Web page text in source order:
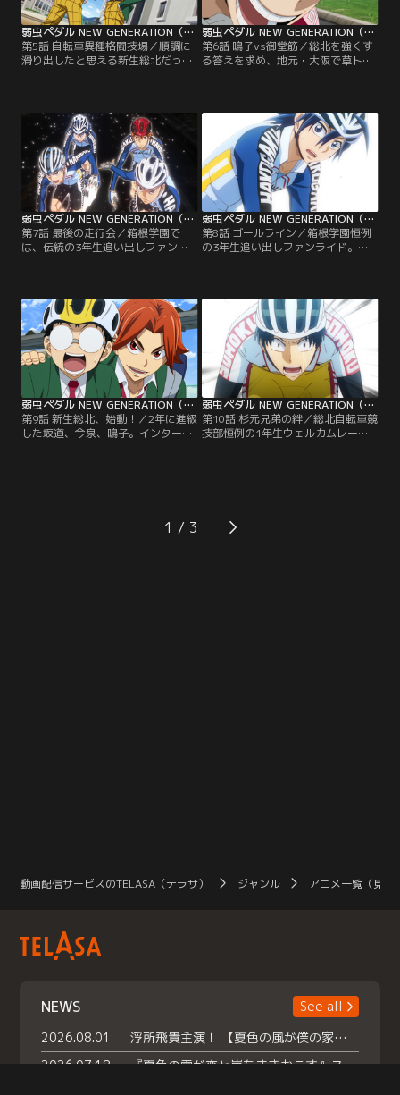
弱虫ペダル NEW GENERATION（第三期） 第05話
第5話 自転車異種格闘技場／順調に
滑り出したと思える新生総北だった
が勝つためにオールラウンダーにな
れと言い放つ。自分はスプリンター
であると反発しつつも、先輩の抜け
た穴の大きさを痛感していた鳴子
は、ある決意を胸に地元大阪に向か
う…。
弱虫ペダル NEW GENERATION（第三期） 第06話
第6話 鳴子vs御堂筋／総北を強くす
る答えを求め、地元・大阪で草トラ
感する鳴子だったが、そこに京都伏
見高校のエース御堂筋翔が現れる。
「大切なもの」を賭けた勝負を持ち
掛ける御堂筋に、鳴子は全力のスプ
リントで挑む！そして御堂筋も更な
る強さを求めていた…！
弱虫ペダル NEW GENERATION（第三期） 第07話
第7話 最後の走行会／箱根学園で
は、伝統の3年生追い出しファンラ
新世代の本気レースに！箱根学園
の“王者”としての意志を受け継ぐた
め、そして憧れである3年たちを超
えようとする新世代と、それを迎え
撃つ3年生。
弱虫ペダル NEW GENERATION（第三期） 第08話
第8話 ゴールライン／箱根学園恒例
の3年生追い出しファンライド。福
は山岳区間に突入、東堂と真波のク
ライム勝負へ。どこか思い悩む様子
の真波に、東堂が語り掛け…。一
方、福富と荒北、葦木場と黒田のエ
ースとエースアシストのコンビ同士
も熱い火花を散らす！
弱虫ペダル NEW GENERATION（第三期） 第09話
第9話 新生総北、始動！／2年に進級
した坂道、今泉、鳴子。インターハ
イで優勝した総北自転車競技部に
の中には、中学から活躍していた鏑
弱虫ペダル NEW GENERATION（第三期） 第10話
第10話 杉元兄弟の絆／総北自転車競
技部恒例の1年生ウェルカムレース
メンバー入りを狙う鏑木と段竹は凄
まじいスピードでレースをリードす
1
動画配信サービスのTELASA（テラサ） ジャンル アニメ一覧（見放
NEWS
See all
2026.08.01
浮所飛貴主演！ 【夏色の風が僕の家にやってきた】 本日よりテラサで独占配信スタート！
2026.07.18
『夏色の雲が恋と嵐をまきおこす』スペシャルメイキング 【Part1】2026年７月18日（土）23時30分～配信スタート！話題のシーンの裏側を大公開！豪華キャスト大集合！ 『武宮家 真夏の家族会議』開催！